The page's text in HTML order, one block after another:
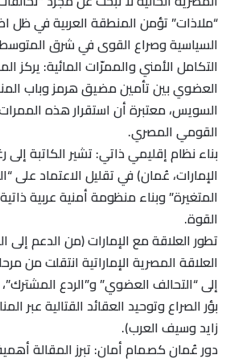
“ملاذات” تؤمن المنطقة العربية في ظل
السياسية وصراع القوى في شرق المتوسط
​التكامل الأمني والممرّات المائية: يركز
العضوي بين تأمين مضيق هرمز وباب
السويس، معتبرة أن استقرار هذه
القومي المصري.
​بناء نظام إقليمي ذاتي: تشير الكاتبة إلى
الإمارات، عُمان) في تقليل الاعتماد على
المتغيرة” وبناء منظومة أمنية عربية
القوة.
​تطور العلاقة مع الإمارات (من الدعم إلى
العلاقة المصرية الإماراتية انتقلت من
إلى “التحالف العضوي” و”الردع
بؤر الصراع وتوحيد العقائد القتالية عبر
زايد وسيف العرب).
​دور عُمان كصمام أمان: تبرز المقالة